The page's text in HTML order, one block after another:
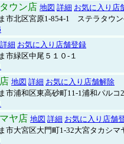
ウン店 地図 詳細 お気に入り店
市北区宮原1-854-1 ステラタウ
詳細 お気に入り店舗登録
市緑区中尾５１０-１
地図 詳細 お気に入り店舗解除
市浦和区東高砂町11-1浦和パルコ
ヤ店 地図 詳細 お気に入り店舗
市大宮区大門町1-32大宮タカシマ